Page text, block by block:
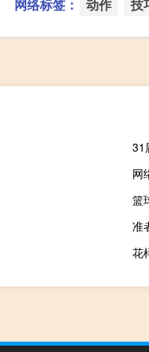
网络标签： 动作 技
31
网
篮
准
花